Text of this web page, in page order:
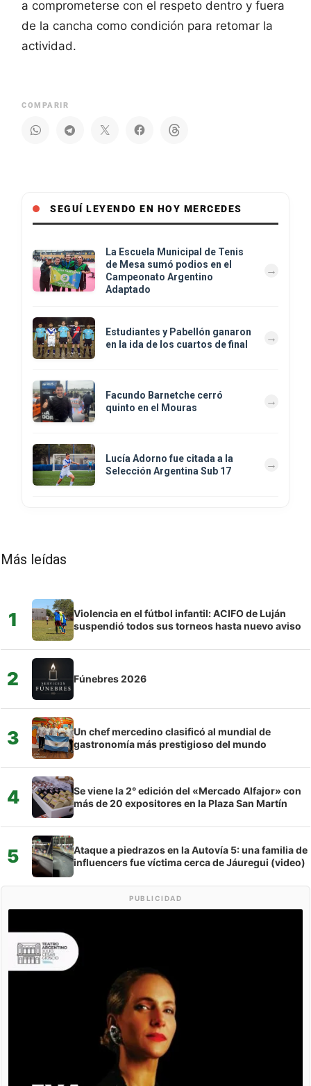
a comprometerse con el respeto dentro y fuera
de la cancha como condición para retomar la
actividad.
COMPARIR
SEGUÍ LEYENDO EN HOY MERCEDES
La Escuela Municipal de Tenis
de Mesa sumó podios en el
Campeonato Argentino
Adaptado
Estudiantes y Pabellón ganaron
en la ida de los cuartos de final
Facundo Barnetche cerró
quinto en el Mouras
Lucía Adorno fue citada a la
Selección Argentina Sub 17
Más leídas
1
Violencia en el fútbol infantil: ACIFO de Luján
suspendió todos sus torneos hasta nuevo aviso
2 Fúnebres 2026
3
Un chef mercedino clasificó al mundial de
gastronomía más prestigioso del mundo
4
Se viene la 2° edición del «Mercado Alfajor» con
más de 20 expositores en la Plaza San Martín
5
Ataque a piedrazos en la Autovía 5: una familia de
influencers fue víctima cerca de Jáuregui (video)
PUBLICIDAD